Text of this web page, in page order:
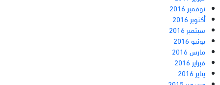
نوفمبر 2016
أكتوبر 2016
سبتمبر 2016
يونيو 2016
مارس 2016
فبراير 2016
يناير 2016